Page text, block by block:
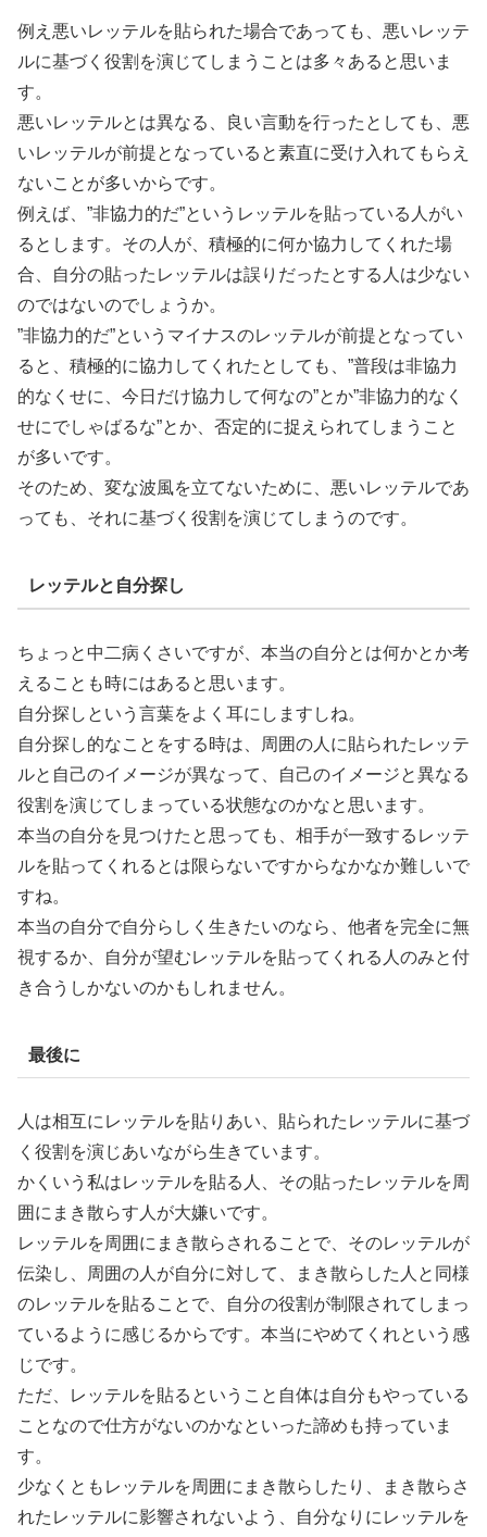
例え悪いレッテルを貼られた場合であっても、悪いレッテ
ルに基づく役割を演じてしまうことは多々あると思いま
す。
悪いレッテルとは異なる、良い言動を行ったとしても、悪
いレッテルが前提となっていると素直に受け入れてもらえ
ないことが多いからです。
例えば、”非協力的だ”というレッテルを貼っている人がい
るとします。その人が、積極的に何か協力してくれた場
合、自分の貼ったレッテルは誤りだったとする人は少ない
のではないのでしょうか。
”非協力的だ”というマイナスのレッテルが前提となってい
ると、積極的に協力してくれたとしても、”普段は非協力
的なくせに、今日だけ協力して何なの”とか”非協力的なく
せにでしゃばるな”とか、否定的に捉えられてしまうこと
が多いです。
そのため、変な波風を立てないために、悪いレッテルであ
っても、それに基づく役割を演じてしまうのです。
レッテルと自分探し
ちょっと中二病くさいですが、本当の自分とは何かとか考
えることも時にはあると思います。
自分探しという言葉をよく耳にしますしね。
自分探し的なことをする時は、周囲の人に貼られたレッテ
ルと自己のイメージが異なって、自己のイメージと異なる
役割を演じてしまっている状態なのかなと思います。
本当の自分を見つけたと思っても、相手が一致するレッテ
ルを貼ってくれるとは限らないですからなかなか難しいで
すね。
本当の自分で自分らしく生きたいのなら、他者を完全に無
視するか、自分が望むレッテルを貼ってくれる人のみと付
き合うしかないのかもしれません。
最後に
人は相互にレッテルを貼りあい、貼られたレッテルに基づ
く役割を演じあいながら生きています。
かくいう私はレッテルを貼る人、その貼ったレッテルを周
囲にまき散らす人が大嫌いです。
レッテルを周囲にまき散らされることで、そのレッテルが
伝染し、周囲の人が自分に対して、まき散らした人と同様
のレッテルを貼ることで、自分の役割が制限されてしまっ
ているように感じるからです。本当にやめてくれという感
じです。
ただ、レッテルを貼るということ自体は自分もやっている
ことなので仕方がないのかなといった諦めも持っていま
す。
少なくともレッテルを周囲にまき散らしたり、まき散らさ
れたレッテルに影響されないよう、自分なりにレッテルを